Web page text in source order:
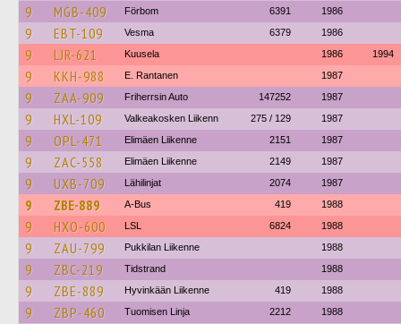
9 MGB-409 Förbom 6391 1986
9 EBT-109 Vesma 6379 1986
9 LJR-621 Kuusela 1986 1994
9 KKH-988 E. Rantanen 1987
9 ZAA-909 Friherrsin Auto 147252 1987
9 HXL-109 Valkeakosken Liikenn 275 / 129 1987
9 OPL-471 Elimäen Liikenne 2151 1987
9 ZAC-558 Elimäen Liikenne 2149 1987
9 UXB-709 Lähilinjat 2074 1987
9 ZBE-889 A-Bus 419 1988
9 HXO-600 LSL 6824 1988
9 ZAU-799 Pukkilan Liikenne 1988
9 ZBC-219 Tidstrand 1988
9 ZBE-889 Hyvinkään Liikenne 419 1988
9 ZBP-460 Tuomisen Linja 2212 1988